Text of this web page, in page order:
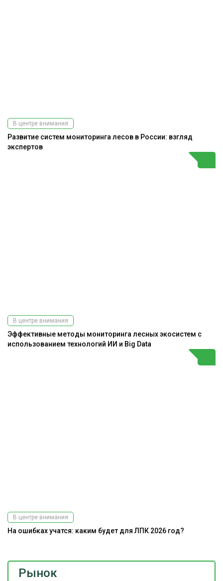
Рынок
В центре внимания
Развитие систем мониторинга лесов в России: взгляд
экспертов
В центре внимания
Эффективные методы мониторинга лесных экосистем с
использованием технологий ИИ и Big Data
В центре внимания
На ошибках учатся: каким будет для ЛПК 2026 год?